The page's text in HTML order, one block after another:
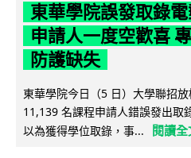
東華學院誤發取錄
申請人一度空歡喜
防護缺失
東華學院今日（5 日）大學聯招
11,139 名課程申請人錯誤發出取
以為獲得學位取錄，事...
閱讀全